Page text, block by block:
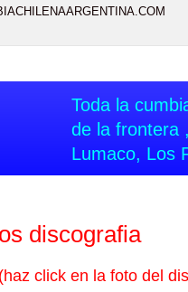
Toda la
de la frontera
Lumaco, Los
discografia
(haz click en la foto del